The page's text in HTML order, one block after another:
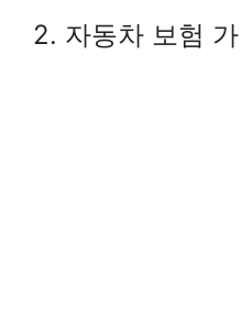
2. 자동차 보험